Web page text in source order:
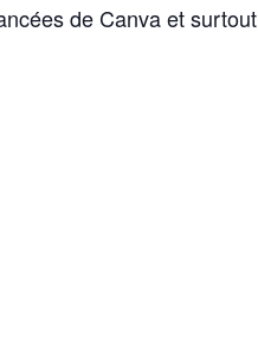
de Canva et surtout